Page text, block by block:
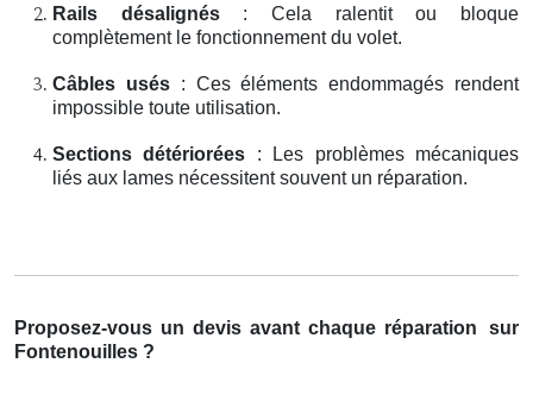
Rails désalignés: Cela ralentit ou bloque
complètement le fonctionnement du volet.
Câbles usés: Ces éléments endommagés rendent
impossible toute utilisation.
Sections détériorées : Les problèmes mécaniques
liés aux lames nécessitent souvent un réparation.
Proposez-vous un devis avant chaque réparation
sur
Fontenouilles ?